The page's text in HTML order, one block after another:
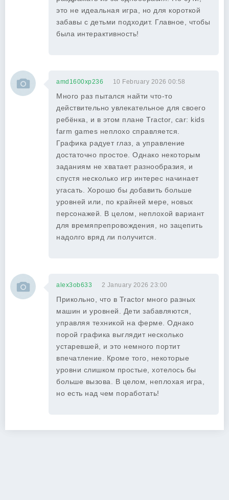
это не идеальная игра, но для короткой
забавы с детьми подходит. Главное, чтобы
была интерактивность!
amd1600xp236 10 February 2026 00:58
Много раз пытался найти что-то
действительно увлекательное для своего
ребёнка, и в этом плане Tractor, car: kids
farm games неплохо справляется.
Графика радует глаз, а управление
достаточно простое. Однако некоторым
заданиям не хватает разнообразия, и
спустя несколько игр интерес начинает
угасать. Хорошо бы добавить больше
уровней или, по крайней мере, новых
персонажей. В целом, неплохой вариант
для времяпрепровождения, но зацепить
надолго вряд ли получится.
alex3ob633 2 January 2026 23:00
Прикольно, что в Tractor много разных
машин и уровней. Дети забавляются,
управляя техникой на ферме. Однако
порой графика выглядит несколько
устаревшей, и это немного портит
впечатление. Кроме того, некоторые
уровни слишком простые, хотелось бы
больше вызова. В целом, неплохая игра,
но есть над чем поработать!